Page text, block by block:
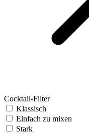
Cocktail-Filter
Klassisch
Einfach zu mixen
Stark